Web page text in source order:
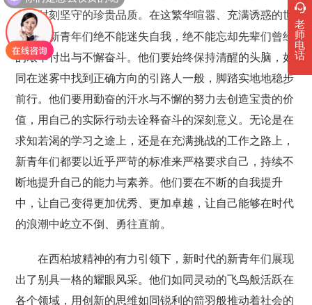
必须时刻坚守的珍贵品质。在这繁华喧嚣、充满诱惑的世
界中，新青年们绝不能迷失自我，绝不能忘却先辈们曾经
的艰辛付出与不懈奋斗。他们要始终保持清醒的头脑，如
同在迷雾中找到正确方向的引路人一般，脚踏实地地稳步
前行。他们要用勤奋的汗水与不懈的努力去创造宝贵的价
值，用自己的实际行动去诠释奋斗的深刻意义。无论是在
求知若渴的学习之途上，还是在充满挑战的工作之路上，
新青年们都要以近乎严苛的标准来严格要求自己，持续不
断地提升自己的能力与素养。他们要在不断的自我提升
中，让自己变得更加优秀、更加卓越，让自己能够在时代
的浪潮中屹立不倒、勇往直前。
在西柏坡精神的有力引领下，新时代的新青年们展现
出了别具一格的耀眼风采。他们如同灵动的飞鸟般活跃在
各个领域，用创新的思维如同锐利的箭羽般推动着社会的
老
师
电
话